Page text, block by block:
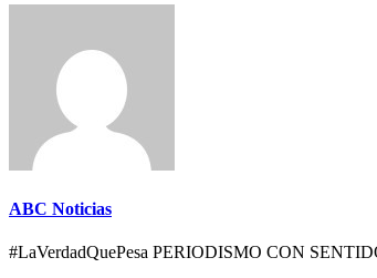
ABC Noticias
#LaVerdadQuePesa PERIODISMO CON